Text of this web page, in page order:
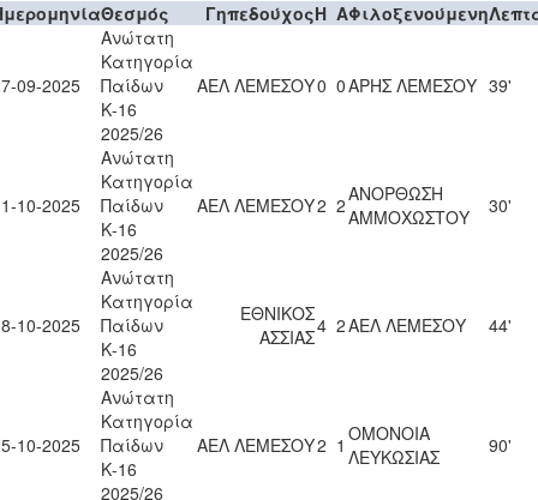
Θεσμός ΓηπεδούχοςH AΦιλοξενούμενη
09-2025
Ανώτατη
Κατηγορία
Παίδων
Κ-16
2025/26
ΑΕΛ ΛΕΜΕΣΟΥ0 0ΑΡΗΣ ΛΕΜΕΣΟΥ 39'
10-2025
Ανώτατη
Κατηγορία
Παίδων
Κ-16
2025/26
ΑΕΛ ΛΕΜΕΣΟΥ2 2ΑΝΟΡΘΩΣΗ
ΑΜΜΟΧΩΣΤΟΥ
30'
10-2025
Ανώτατη
Κατηγορία
Παίδων
Κ-16
2025/26
ΕΘΝΙΚΟΣ
ΑΣΣΙΑΣ4 2ΑΕΛ ΛΕΜΕΣΟΥ 44'
10-2025
Ανώτατη
Κατηγορία
Παίδων
Κ-16
2025/26
ΑΕΛ ΛΕΜΕΣΟΥ2 1 ΟΜΟΝΟΙΑ
ΛΕΥΚΩΣΙΑΣ
90'